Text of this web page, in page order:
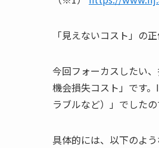
「見えないコスト」の
今回フォーカスしたい
機会損失コスト」です
ラブルなど）」でした
具体的には、以下のよ